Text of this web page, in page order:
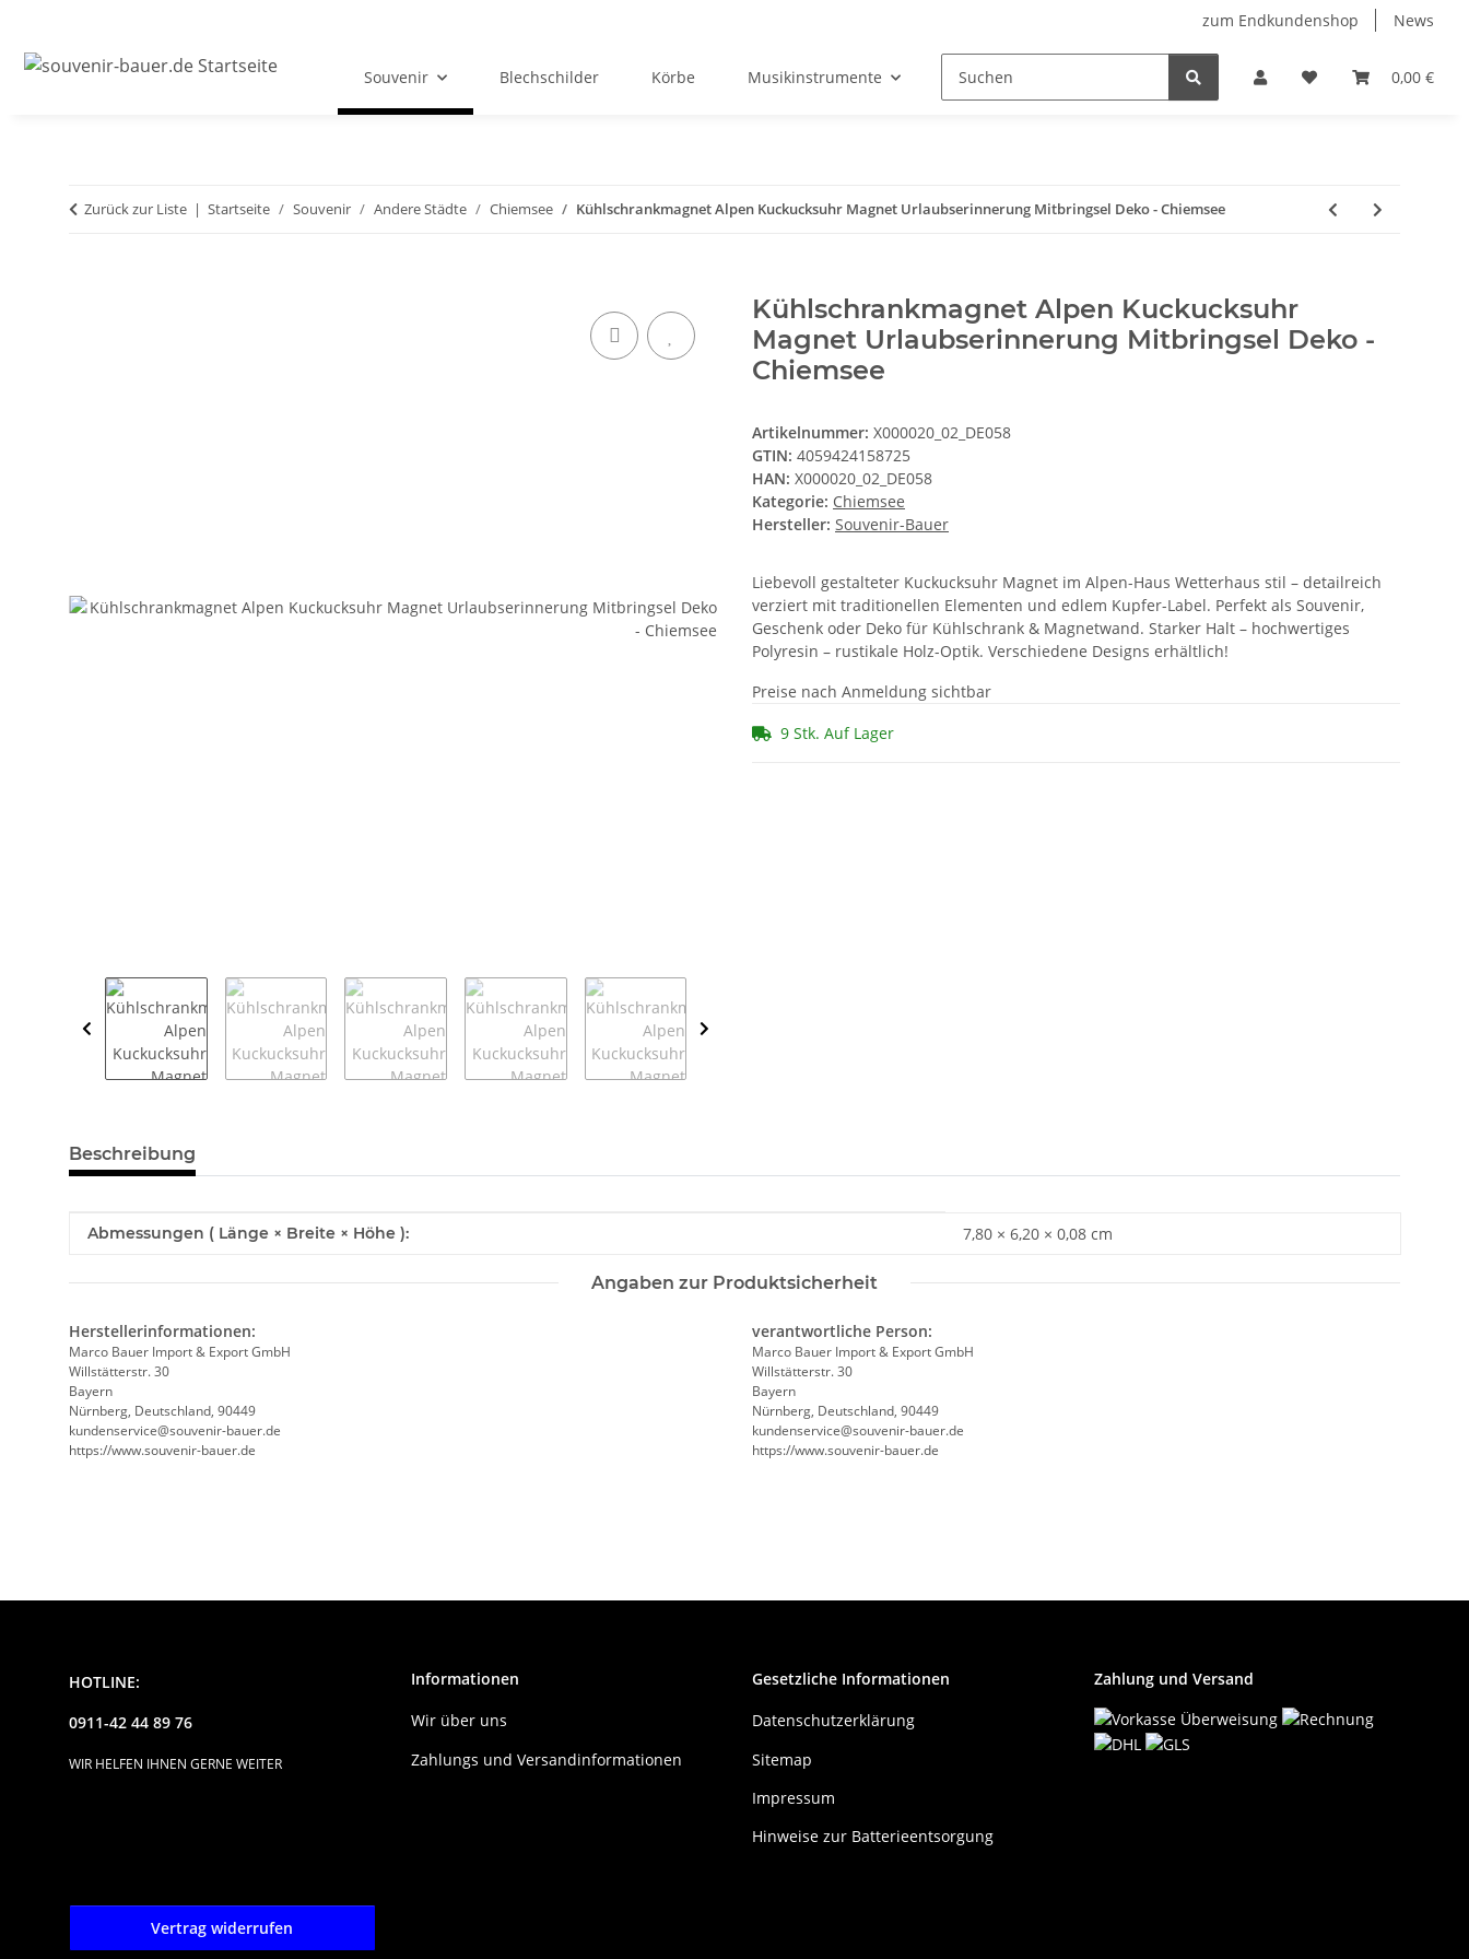
zum Endkundenshop News
0,00 €
Souvenir Blechschilder Körbe Musikinstrumente Oktoberfest Verkaufstüten FFP2-Masken
Zurück zur Liste Startseite Souvenir Andere Städte Chiemsee Kühlschrankmagnet Alpen Kuckucksuhr Magnet Urlaubserinnerung Mitbringsel Deko - Chiemsee
Kühlschrankmagnet Alpen Kuckucksuhr
Magnet Urlaubserinnerung Mitbringsel Deko -
Chiemsee
Artikelnummer: X000020_02_DE058
GTIN: 4059424158725
HAN: X000020_02_DE058
Kategorie: Chiemsee
Hersteller: Souvenir-Bauer
Liebevoll gestalteter Kuckucksuhr Magnet im Alpen-Haus Wetterhaus stil – detailreich
verziert mit traditionellen Elementen und edlem Kupfer-Label. Perfekt als Souvenir,
Geschenk oder Deko für Kühlschrank & Magnetwand. Starker Halt – hochwertiges
Polyresin – rustikale Holz-Optik. Verschiedene Designs erhältlich!
Preise nach Anmeldung sichtbar
9 Stk. Auf Lager
weitere Registerkarten anzeigen
Beschreibung
Produkteigenschaft
Wert
Abmessungen ( Länge × Breite × Höhe ): 7,80 × 6,20 × 0,08 cm
Angaben zur Produktsicherheit
Herstellerinformationen:
Marco Bauer Import & Export GmbH
Willstätterstr. 30
Bayern
Nürnberg, Deutschland, 90449
kundenservice@souvenir-bauer.de
https://www.souvenir-bauer.de
verantwortliche Person:
Marco Bauer Import & Export GmbH
Willstätterstr. 30
Bayern
Nürnberg, Deutschland, 90449
kundenservice@souvenir-bauer.de
https://www.souvenir-bauer.de
HOTLINE:
0911-42 44 89 76
WIR HELFEN IHNEN GERNE WEITER
Informationen
Wir über uns
Zahlungs und Versandinformationen
Gesetzliche Informationen
Datenschutzerklärung
Sitemap
Impressum
Hinweise zur Batterieentsorgung
Zahlung und Versand
Vertrag widerrufen